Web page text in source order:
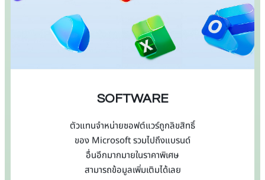
SOFTWARE
ตัวแทนจำหน่ายซอฟต์แวร์ถูกลิขสิทธิ์
ของ Microsoft รวมไปถึงแบรนด์
อื่นอีกมากมายในราคาพิเศษ
สามารถข้อมูลเพิ่มเติมได้เลย